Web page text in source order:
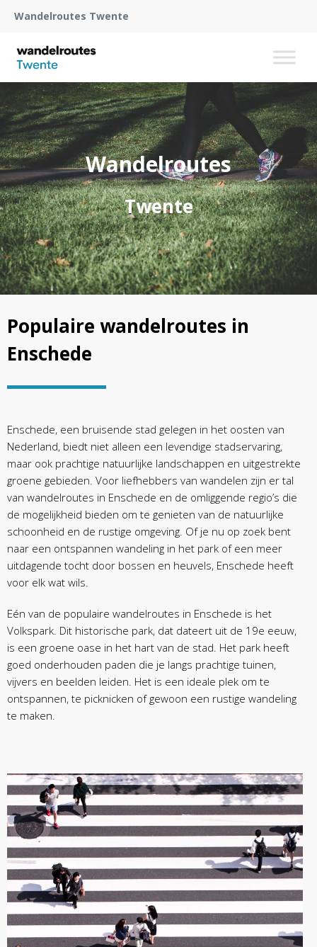
Wandelroutes Twente
Wandelroutes
Twente
Populaire wandelroutes in
Enschede
Enschede, een bruisende stad gelegen in het oosten van
Nederland, biedt niet alleen een levendige stadservaring,
maar ook prachtige natuurlijke landschappen en uitgestrekte
groene gebieden. Voor liefhebbers van wandelen zijn er tal
van wandelroutes in Enschede en de omliggende regio’s die
de mogelijkheid bieden om te genieten van de natuurlijke
schoonheid en de rustige omgeving. Of je nu op zoek bent
naar een ontspannen wandeling in het park of een meer
uitdagende tocht door bossen en heuvels, Enschede heeft
voor elk wat wils.
Eén van de populaire wandelroutes in Enschede is het
Volkspark. Dit historische park, dat dateert uit de 19e eeuw,
is een groene oase in het hart van de stad. Het park heeft
goed onderhouden paden die je langs prachtige tuinen,
vijvers en beelden leiden. Het is een ideale plek om te
ontspannen, te picknicken of gewoon een rustige wandeling
te maken.